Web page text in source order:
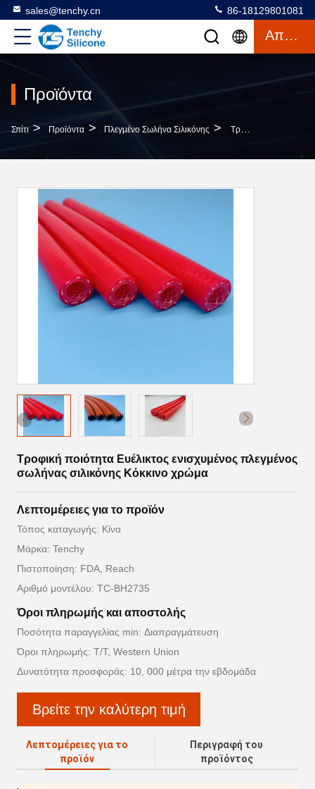
sales@tenchy.cn 86-18129801081
Απόσπασμα
Προϊόντα
Σπίτι > Προϊόντα > Πλεγμένο Σωλήνα Σιλικόνης > Τροφική Ποιότητα Ευέλικτος Ενισχυμένος Πλεγμένος Σωλήνας Σιλικόνης Κόκκινο Χρώμα
Τροφική ποιότητα Ευέλικτος ενισχυμένος πλεγμένος
σωλήνας σιλικόνης Κόκκινο χρώμα
Λεπτομέρειες για το προϊόν
Τόπος καταγωγής: Κίνα
Μάρκα: Tenchy
Πιστοποίηση: FDA, Reach
Αριθμό μοντέλου: TC-BH2735
Όροι πληρωμής και αποστολής
Ποσότητα παραγγελίας min: Διαπραγμάτευση
Όροι πληρωμής: T/T, Western Union
Δυνατότητα προσφοράς: 10, 000 μέτρα την εβδομάδα
Βρείτε την καλύτερη τιμή
Λεπτομέρειες για το
προϊόν
Περιγραφή του
προϊόντος